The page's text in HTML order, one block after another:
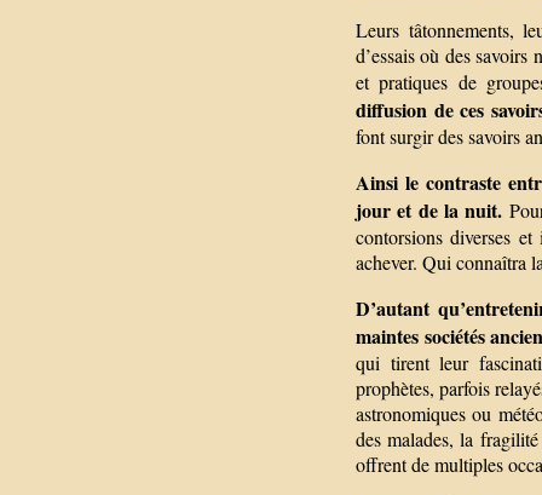
Leurs tâtonnements,
d’essais où des
et pratiques de
diffusion de ces
font surgir des savoirs
Ainsi le contraste
jour et de la nuit.
contorsions diverses
achever. Qui connaîtra
D’autant
maintes sociétés
qui tirent leur
prophètes, parfois
astronomiques ou
des malades, la
offrent de multiples